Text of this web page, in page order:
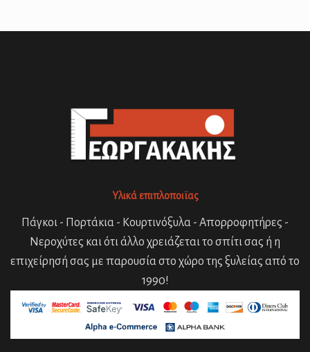
Υλικά επιπλοποιϊας
Πάγκοι - Πορτάκια - Κουρτινόξυλα - Απορροφητήρες -
Νεροχύτες και ότι άλλο χρειάζεται το σπίτι σας ή η
επιχείρησή σας με παρουσία στο χώρο της ξυλείας από το
1990!